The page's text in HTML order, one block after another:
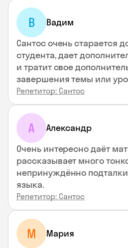
В Вадим
Сантос очень старается
студента, дает
и тратит свое
завершения темы или
Репетитор: Сантос
А Александр
Очень интересно даёт
рассказывает много
непринуждённо
языка.
Репетитор: Сантос
М Мария